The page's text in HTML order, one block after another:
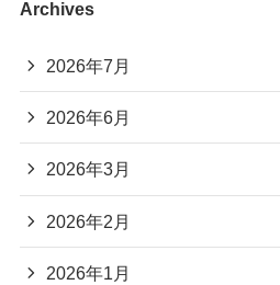
Archives
2026年7月
2026年6月
2026年3月
2026年2月
2026年1月